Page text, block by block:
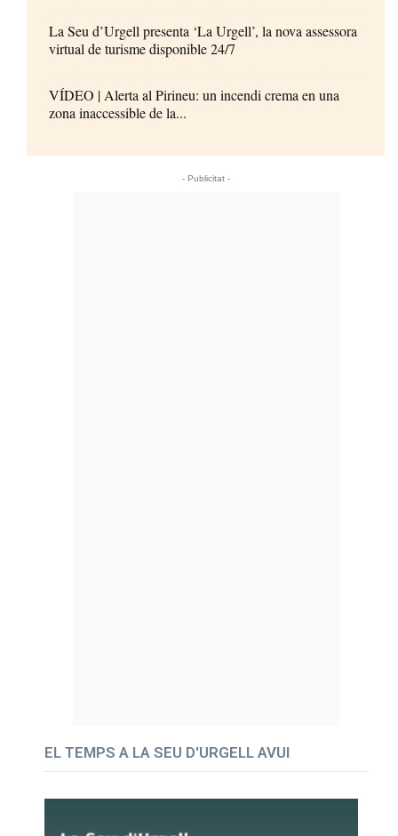
La Seu d’Urgell presenta ‘La Urgell’, la nova assessora
virtual de turisme disponible 24/7
VÍDEO | Alerta al Pirineu: un incendi crema en una
zona inaccessible de la...
- Publicitat -
EL TEMPS A LA SEU D'URGELL AVUI